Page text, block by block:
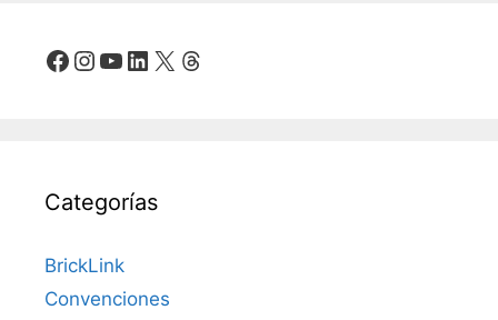
Facebook
Instagram
YouTube
LinkedIn
X Threads
Categorías
BrickLink
Convenciones